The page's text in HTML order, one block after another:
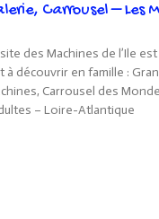
Carrousel – Les
des Machines de l’Ile est
découvrir en famille :
Carrousel des
– Loire-Atlantique